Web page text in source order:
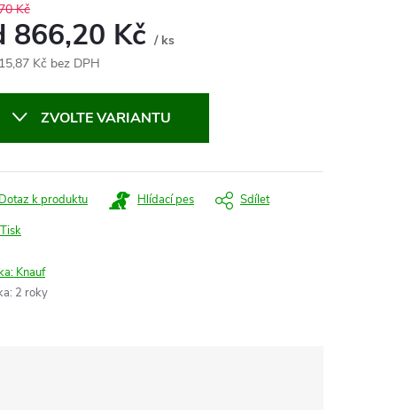
Kč
866,20 Kč / ks
Kč bez DPH
ZVOLTE VARIANTU
Tisk
k produktu Hlídací pes Sdílet
Knauf
: 2 roky